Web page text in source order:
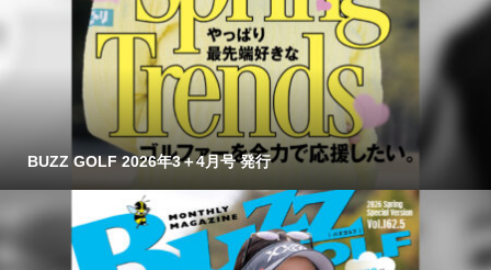
BUZZ GOLF 2026年3＋4月号 発行